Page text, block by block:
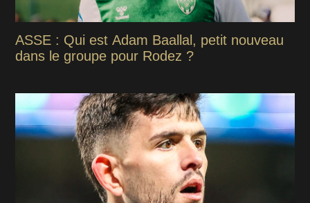
ASSE : Qui est Adam Baallal, petit nouveau
dans le groupe pour Rodez ?